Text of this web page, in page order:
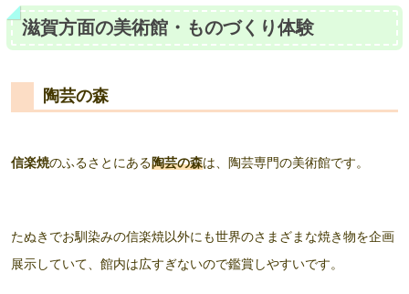
滋賀方面の美術館・ものづくり体験
陶芸の森
信楽焼のふるさとにある陶芸の森は、陶芸専門の美術館です。
たぬきでお馴染みの信楽焼以外にも世界のさまざまな焼き物を企画
展示していて、館内は広すぎないので鑑賞しやすいです。